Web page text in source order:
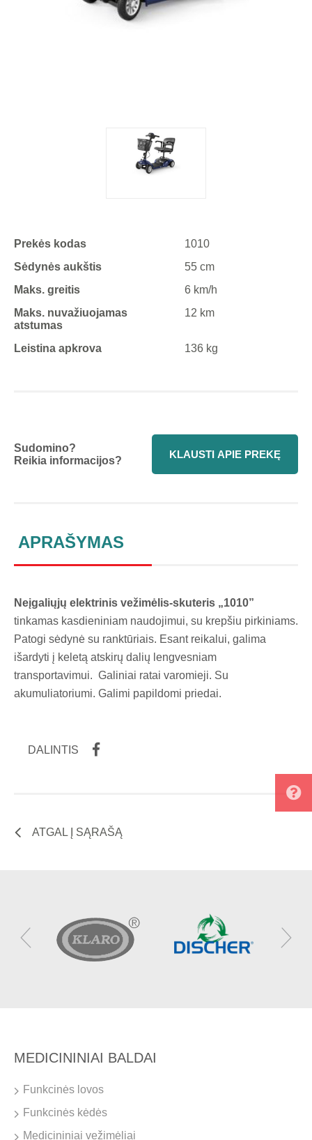
Prekės kodas
1010
Sėdynės aukštis
55 cm
Maks. greitis
6 km/h
Maks. nuvažiuojamas
atstumas
12 km
Leistina apkrova 136 kg
Sudomino?
Reikia informacijos?
KLAUSTI APIE PREKĘ
APRAŠYMAS
Neįgaliųjų elektrinis vežimėlis-skuteris „1010”
tinkamas kasdieniniam naudojimui, su krepšiu pirkiniams.
Patogi sėdynė su ranktūriais. Esant reikalui, galima
išardyti į keletą atskirų dalių lengvesniam
transportavimui. Galiniai ratai varomieji. Su
akumuliatoriumi. Galimi papildomi priedai.
DALINTIS
ATGAL Į SĄRAŠĄ
MEDICININIAI BALDAI
Funkcinės lovos
Funkcinės kėdės
Medicininiai vežimėliai